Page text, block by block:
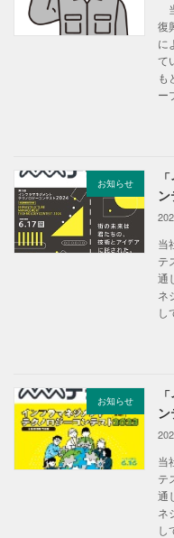
復
に
て
も
ー
お知らせ
当
テ
通
ネ
し
お知らせ
当
テ
通
ネ
し